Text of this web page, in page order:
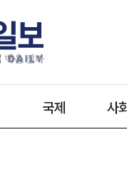
국제 사